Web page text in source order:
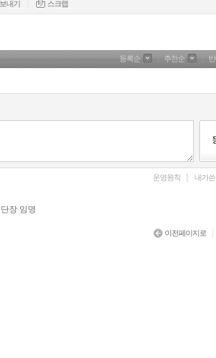
내기 스크랩
등록순 추천순
운영원칙 | 내가
장 임명
이전페이지로 |